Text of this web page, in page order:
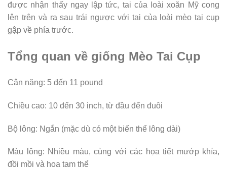
được nhận thấy ngay lập tức, tai của loài xoăn Mỹ cong
lên trên và ra sau trái ngược với tai của loài mèo tai cụp
gập về phía trước.
Tổng quan về giống Mèo Tai Cụp
Cân nặng: 5 đến 11 pound
Chiều cao: 10 đến 30 inch, từ đầu đến đuôi
Bộ lông: Ngắn (mặc dù có một biến thể lông dài)
Màu lông: Nhiều màu, cùng với các họa tiết mướp khía,
đồi mồi và hoa tam thể